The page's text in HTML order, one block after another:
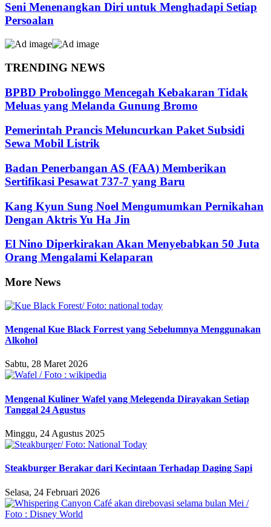
Seni Menenangkan Diri untuk Menghadapi Setiap
Persoalan
TRENDING NEWS
BPBD Probolinggo Mencegah Kebakaran Tidak
Meluas yang Melanda Gunung Bromo
Pemerintah Prancis Meluncurkan Paket Subsidi
Sewa Mobil Listrik
Badan Penerbangan AS (FAA) Memberikan
Sertifikasi Pesawat 737-7 yang Baru
Kang Kyun Sung Noel Mengumumkan Pernikahan
Dengan Aktris Yu Ha Jin
El Nino Diperkirakan Akan Menyebabkan 50 Juta
Orang Mengalami Kelaparan
More News
Mengenal Kue Black Forrest yang Sebelumnya Menggunakan
Alkohol
Sabtu, 28 Maret 2026
Mengenal Kuliner Wafel yang Melegenda Dirayakan Setiap
Tanggal 24 Agustus
Minggu, 24 Agustus 2025
Steakburger Berakar dari Kecintaan Terhadap Daging Sapi
Selasa, 24 Februari 2026